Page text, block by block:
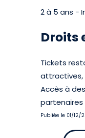
2 à 5 ans -
Droits
Tickets
attractives,
Accès à
partenaires
Publiée le 01/12/